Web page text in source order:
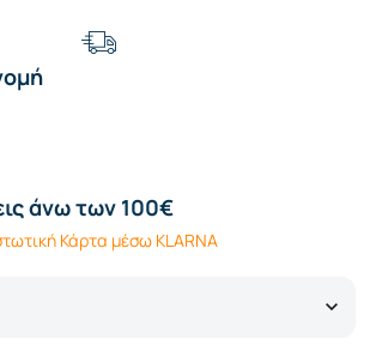
άνω των 100€
Κάρτα μέσω KLARNA